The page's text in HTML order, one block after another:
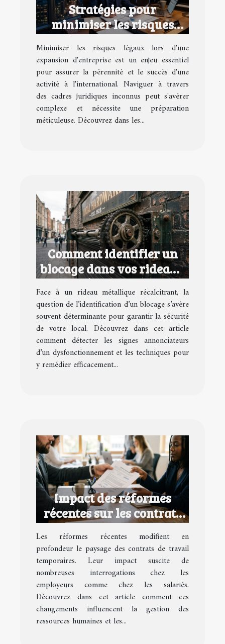
Stratégies pour
minimiser les risques
légaux lors d'une
expansion d'entreprise
Minimiser les risques légaux lors d'une
expansion d'entreprise est un enjeu essentiel
pour assurer la pérennité et le succès d'une
activité à l'international. Naviguer à travers
des cadres juridiques inconnus peut s'avérer
complexe et nécessite une préparation
méticuleuse. Découvrez dans les...
Comment identifier un
blocage dans vos rideaux
métalliques ?
Face à un rideau métallique récalcitrant, la
question de l’identification d’un blocage s’avère
souvent déterminante pour garantir la sécurité
de votre local. Découvrez dans cet article
comment détecter les signes annonciateurs
d’un dysfonctionnement et les techniques pour
y remédier efficacement...
Impact des réformes
récentes sur les contrats
de travail temporaires
Les réformes récentes modifient en
profondeur le paysage des contrats de travail
temporaires. Leur impact suscite de
nombreuses interrogations chez les
employeurs comme chez les salariés.
Découvrez dans cet article comment ces
changements influencent la gestion des
ressources humaines et les...